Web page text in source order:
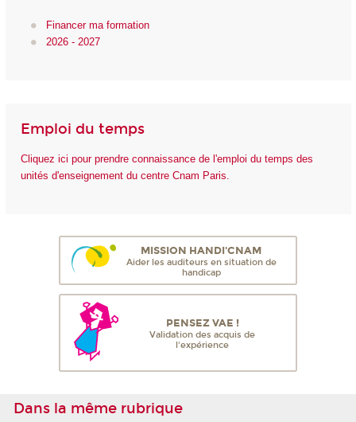
Financer ma formation
2026 - 2027
Emploi du temps
Cliquez ici pour prendre connaissance de l'emploi du temps des
unités d'enseignement du centre Cnam Paris.
MISSION HANDI'CNAM
Aider les auditeurs en situation de
handicap
PENSEZ VAE !
Validation des acquis de
l'expérience
Dans la même rubrique